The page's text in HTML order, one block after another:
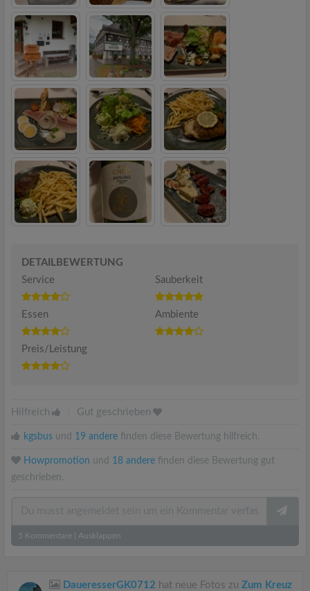
DETAILBEWERTUNG
Service
Sauberkeit
Essen Ambiente
Preis/Leistung
Hilfreich Gut geschrieben
kgsbus und 19 andere finden diese Bewertung hilfreich.
Howpromotion und 18 andere finden diese Bewertung gut
geschrieben.
5 Kommentare Ausklappen
DaueresserGK0712 hat neue Fotos zu Zum Kreuz